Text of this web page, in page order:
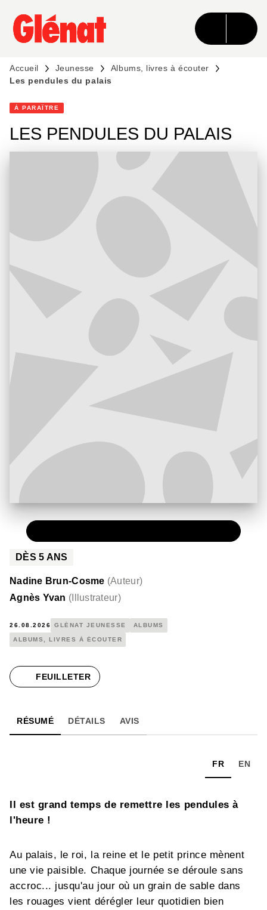
MENU RECHERCHE CONTENU
PIED DE PAGE
Accueil Jeunesse
Albums, livres à écouter
Les pendules du palais
À PARAÎTRE
LES PENDULES DU PALAIS
DÈS5 ANS
Nadine Brun-Cosme (Auteur)
Agnès Yvan ( Illustrateur)
26.08.2026 GLÉNAT JEUNESSE ALBUMS
ALBUMS, LIVRES À ÉCOUTER
FEUILLETER
RÉSUMÉ DÉTAILS AVIS
FR EN
Il est grand temps de remettre les pendules à
l'heure !
Au palais, le roi, la reine et le petit prince mènent
une vie paisible. Chaque journée se déroule sans
accroc... jusqu'au jour où un grain de sable dans
les rouages vient dérégler leur quotidien bien